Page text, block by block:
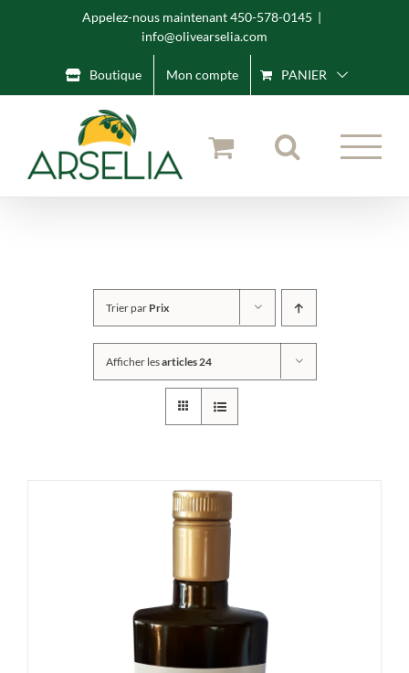
Appelez-nous maintenant 450-578-0145 |
info@olivearselia.com
Boutique Mon compte PANIER
Trier par Prix
Afficher lesarticles 24